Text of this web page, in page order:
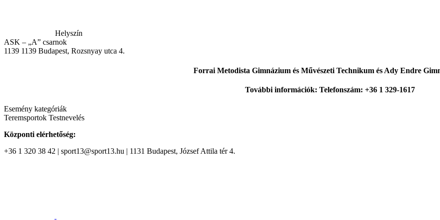
Helyszín
ASK – „A” csarnok
1139 1139 Budapest, Rozsnyay utca 4.
Forrai Metodista Gimnázium és Művészeti Technikum és Ady Endre
További információk: Telefonszám: +36 1 329-1617
Esemény kategóriák
Teremsportok Testnevelés
Központi elérhetőség:
+36 1 320 38 42 | sport13@sport13.hu | 1131 Budapest, József Attila tér 4.